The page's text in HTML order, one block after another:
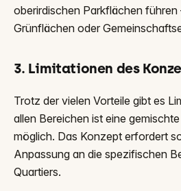
oberirdischen Parkflächen führen
Grünflächen oder
3. Limitationen des
Trotz der vielen Vorteile gibt es
allen Bereichen ist eine
möglich. Das Konzept erfordert
Anpassung an die spezifischen
Quartiers.